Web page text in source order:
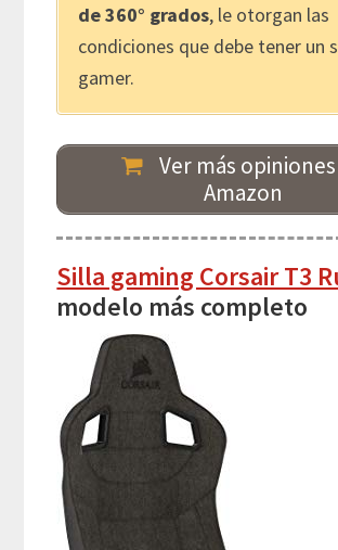
de 360° grados, le otorgan las
condiciones que debe tener un
gamer.
Ver más
Amazon
Silla gaming Corsair T3
modelo más completo